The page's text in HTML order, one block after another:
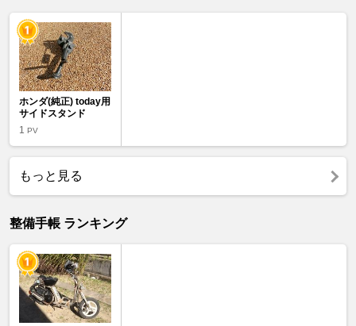
ホンダ(純正) today用
サイドスタンド
1 PV
もっと見る
整備手帳 ランキング